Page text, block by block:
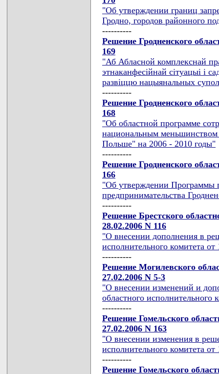
"Об утверждении границ
Гродно, городов районного
----------
Решение Гродненского
169
"Аб Абласной комплекснай
этнаканфесiйнай сiтуацыi i
развiццю нацыянальных
----------
Решение Гродненского
168
"Об областной программе
национальным
Польше" на 2006 - 2010 годы"
----------
Решение Гродненского
166
"Об утверждении Программы
предпринимательства
----------
Решение Брестского
28.02.2006 N 116
"О внесении дополнения в
исполнительного комитета
----------
Решение Могилевского
27.02.2006 N 5-3
"О внесении изменений и
областного исполнительного
----------
Решение Гомельского
27.02.2006 N 163
"О внесении изменения в
исполнительного комитета
----------
Решение Гомельского